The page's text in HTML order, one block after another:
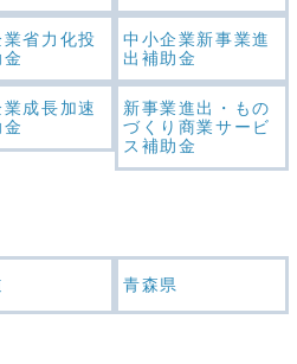
省力化投
中小企業新事業進
出補助金
成長加速
新事業進出・もの
づくり商業サービ
ス補助金
青森県